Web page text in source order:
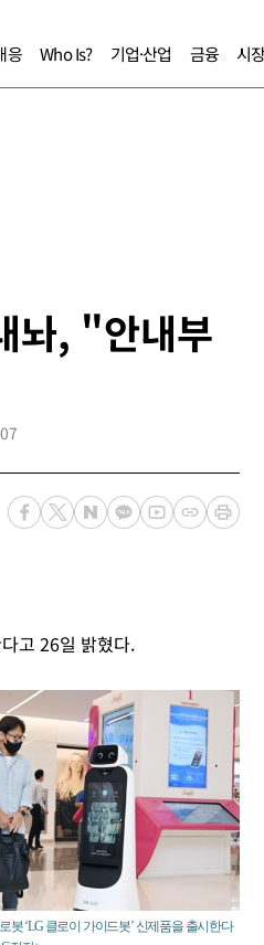
응 Who Is? 기업·산업 금융 시
놔, "안내부
고 26일 밝혔다.
봇 ‘LG 클로이 가이드봇’ 신제품을 출시한다